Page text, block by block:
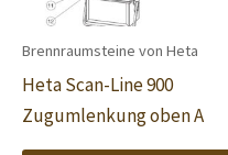
Brennraumsteine von Heta
Heta Scan-Line 900
Zugumlenkung oben A